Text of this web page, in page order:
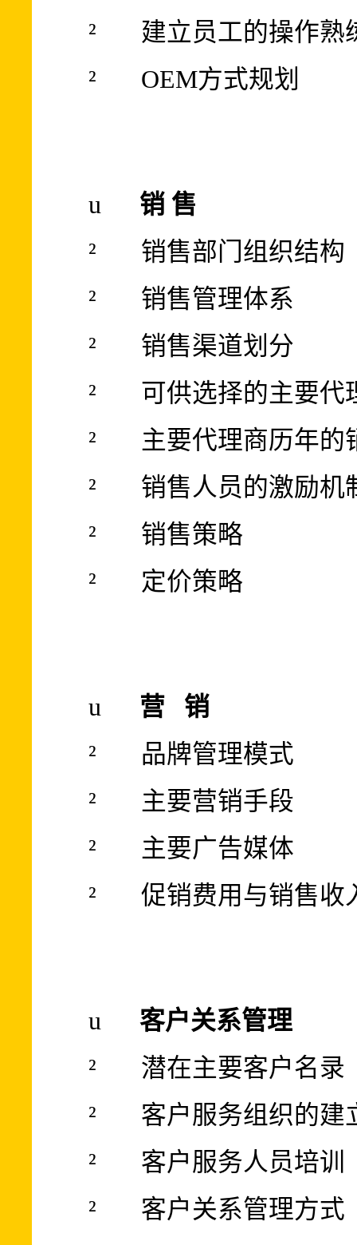
²
建立员工的操作熟
²
OEM方式规划
u 销 售
²
销售部门组织结构
²
销售管理体系
²
销售渠道划分
²
可供选择的主要代
²
主要代理商历年的
²
销售人员的激励机
²
销售策略
²
定价策略
u 营
销
²
品牌管理模式
²
主要营销手段
²
主要广告媒体
²
促销费用与销售收
u
客户关系管理
²
潜在主要客户名录
²
客户服务组织的建
²
客户服务人员培训
²
客户关系管理方式